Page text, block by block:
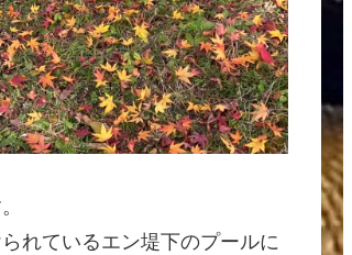
れているエン堤下のプールに